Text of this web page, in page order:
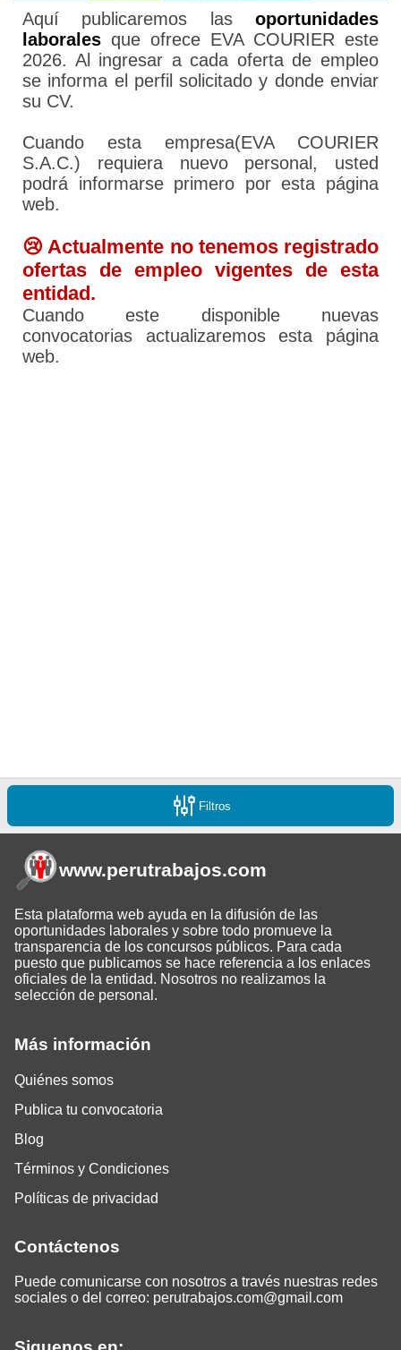
Aquí publicaremos las oportunidades
laborales que ofrece EVA COURIER este
2026. Al ingresar a cada oferta de empleo
se informa el perfil solicitado y donde enviar
su CV.
Cuando esta empresa(EVA COURIER
S.A.C.) requiera nuevo personal, usted
podrá informarse primero por esta página
web.
😢 Actualmente no tenemos registrado
ofertas de empleo vigentes de esta
entidad.
Cuando este disponible nuevas
convocatorias actualizaremos esta página
web.
Filtros
Más información
Quiénes somos
Publica tu convocatoria
Blog
Términos y Condiciones
Políticas de privacidad
Contáctenos
Puede comunicarse con nosotros a través nuestras redes
sociales o del correo: perutrabajos.com@gmail.com
www.perutrabajos.com
Esta plataforma web ayuda en la difusión de las
oportunidades laborales y sobre todo promueve la
transparencia de los concursos públicos. Para cada
puesto que publicamos se hace referencia a los enlaces
oficiales de la entidad. Nosotros no realizamos la
selección de personal.